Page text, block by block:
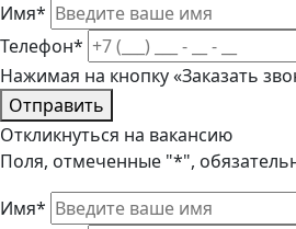
Имя*
Телефон*
Нажимая на кнопку «Заказать
Отправить
Откликнуться на вакансию
Поля, отмеченные "*",
Имя*